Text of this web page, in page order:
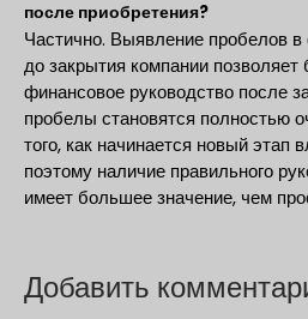
после приобретения?
Частично. Выявление пробелов в
до закрытия компании позволяет
финансовое руководство после
пробелы становятся полностью
того, как начинается новый этап
поэтому наличие правильного
имеет большее значение, чем
Добавить